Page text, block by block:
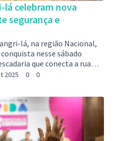
lá celebram nova
segurança e
lá, na região Nacional,
nesse sábado
que conecta a rua
das ruas
Com uma
a intervenção faz
promovendo
e convivência. A
2025 0 0